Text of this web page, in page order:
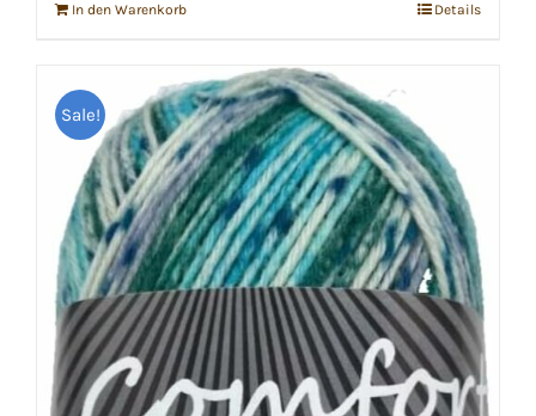
In den Warenkorb Details
Sale!